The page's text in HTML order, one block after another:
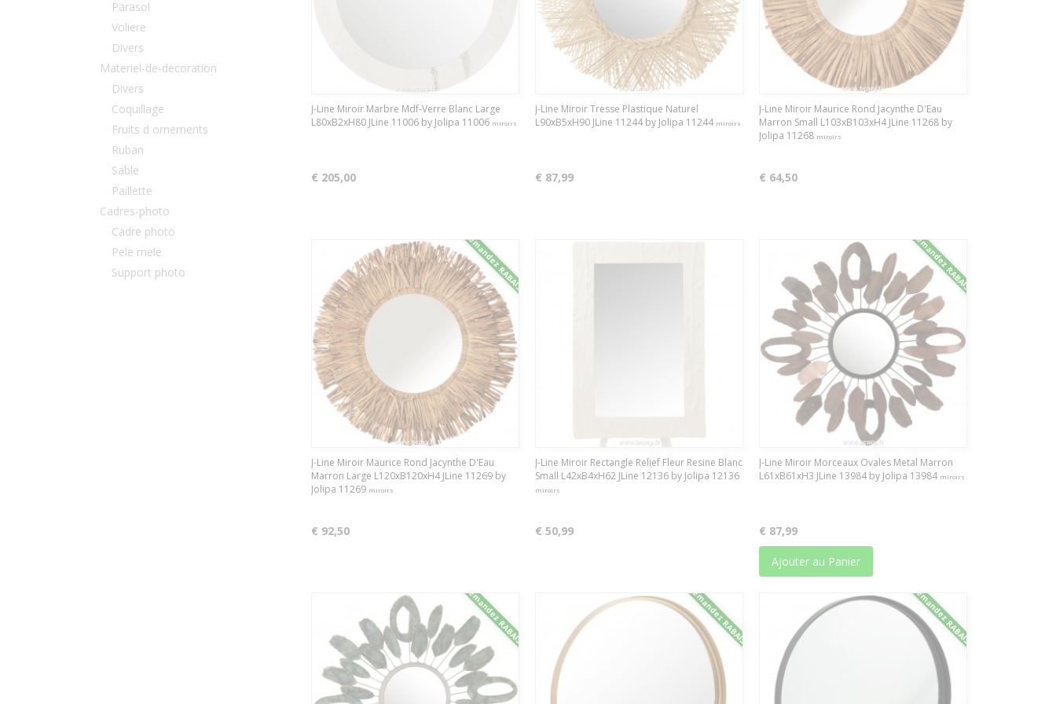
Parasol
Voliere
Divers
Materiel-de-decoration
Divers
Coquillage
Fruits d ornements
Ruban
Sable
Paillette
Cadres-photo
Cadre photo
Pele mele
Support photo
J-Line Miroir Marbre Mdf-Verre Blanc Large
L80xB2xH80 JLine 11006 by Jolipa 11006 miroirs
€ 205,00
J-Line Miroir Tresse Plastique Naturel
L90xB5xH90 JLine 11244 by Jolipa 11244 miroirs
€ 87,99
J-Line Miroir Maurice Rond Jacynthe D'Eau
Marron Small L103xB103xH4 JLine 11268 by
Jolipa 11268 miroirs
€ 64,50
Demandez RABAIS
J-Line Miroir Maurice Rond Jacynthe D'Eau
Marron Large L120xB120xH4 JLine 11269 by
Jolipa 11269 miroirs
€ 92,50
J-Line Miroir Rectangle Relief Fleur Resine Blanc
Small L42xB4xH62 JLine 12136 by Jolipa 12136
miroirs
€ 50,99
Demandez RABAIS
J-Line Miroir Morceaux Ovales Metal Marron
L61xB61xH3 JLine 13984 by Jolipa 13984 miroirs
€ 87,99
Ajouter au Panier
Demandez RABAIS Demandez RABAIS Demandez RABAIS